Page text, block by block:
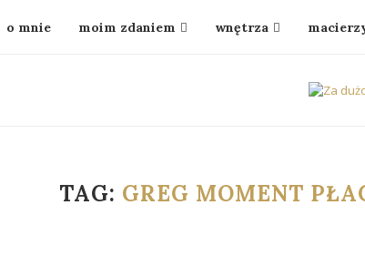
o mnie moim zdaniem wnętrza
TAG: GREG MOMENT